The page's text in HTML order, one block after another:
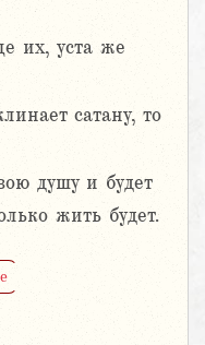
их, уста же
сатану, то
душу и будет
жить будет.